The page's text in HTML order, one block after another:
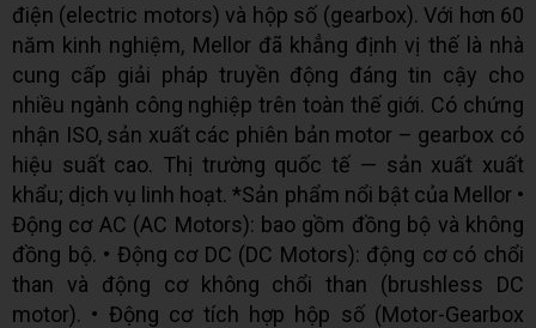
điện (electric motors) và hộp số (gearbox). Với hơn 60
năm kinh nghiệm, Mellor đã khẳng định vị thế là nhà
cung cấp giải pháp truyền động đáng tin cậy cho
nhiều ngành công nghiệp trên toàn thế giới. Có chứng
nhận ISO, sản xuất các phiên bản motor – gearbox có
hiệu suất cao. Thị trường quốc tế — sản xuất xuất
khẩu; dịch vụ linh hoạt. *Sản phẩm nổi bật của Mellor •
Động cơ AC (AC Motors): bao gồm đồng bộ và không
đồng bộ. • Động cơ DC (DC Motors): động cơ có chổi
than và động cơ không chổi than (brushless DC
motor). • Động cơ tích hợp hộp số (Motor-Gearbox